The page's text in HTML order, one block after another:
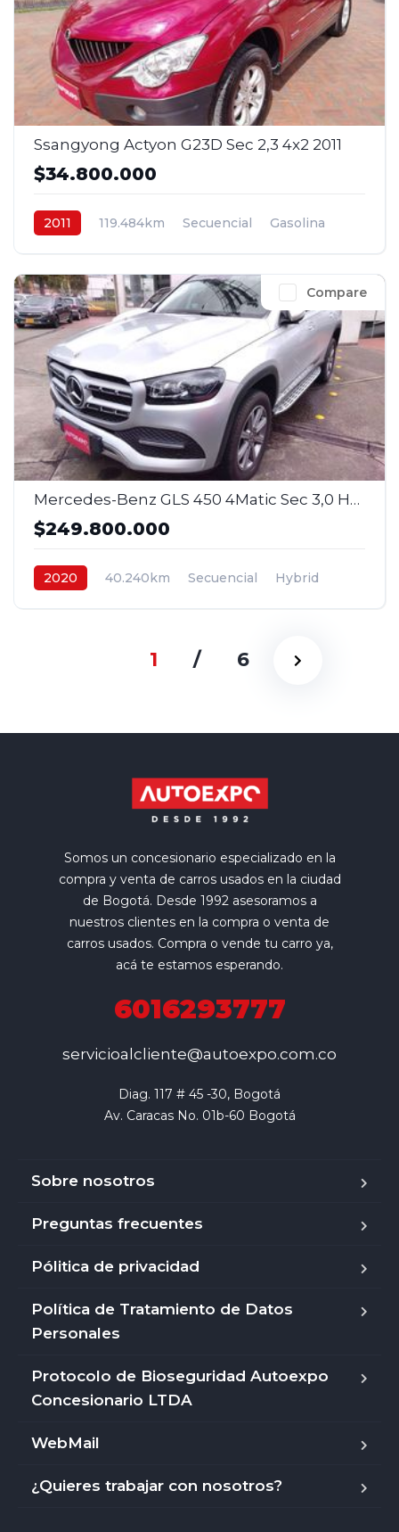
Ssangyong Actyon G23D Sec 2,3 4x2 2011
$34.800.000
2011 119.484km Secuencial
Gasolina
Compare
Mercedes-Benz GLS 450 4Matic Sec 3,0 Hybrid 4x4 7 p. 2020
$249.800.000
2020 40.240km Secuencial
Hybrid
1 / 6
Somos un concesionario especializado en la
compra y venta de carros usados en la ciudad
de Bogotá. Desde 1992 asesoramos a
nuestros clientes en la compra o venta de
carros usados. Compra o vende tu carro ya,
acá te estamos esperando.
6016293777
servicioalcliente@autoexpo.com.co
Diag. 117 # 45 -30, Bogotá
Av. Caracas No. 01b-60 Bogotá
Sobre nosotros
Preguntas frecuentes
Pólitica de privacidad
Política de Tratamiento de Datos
Personales
Protocolo de Bioseguridad Autoexpo
Concesionario LTDA
WebMail
¿Quieres trabajar con nosotros?